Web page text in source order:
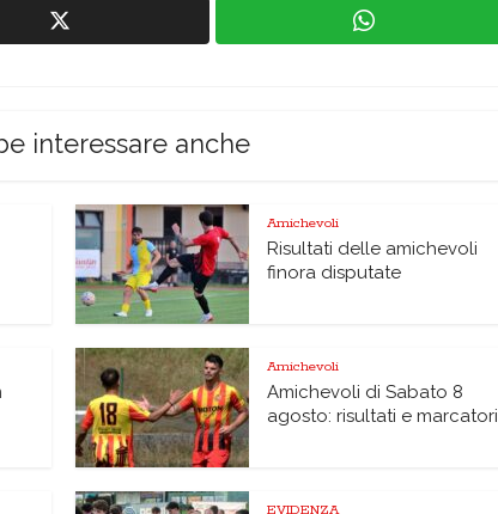
interessare anche
Amichevoli
Risultati delle amichevoli
finora disputate
Amichevoli
Amichevoli di Sabato 8
agosto: risultati e marcatori
EVIDENZA